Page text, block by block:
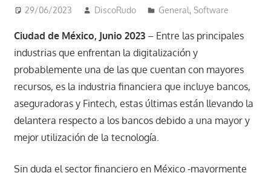
29/06/2023 DiscoRudo General,Software
Ciudad de México, Junio 2023– Entre las principales
industrias que enfrentan la digitalización y
probablemente una de las que cuentan con mayores
recursos, es la industria financiera que incluye bancos,
aseguradoras y Fintech, estas últimas están llevando la
delantera respecto a los bancos debido a una mayor y
mejor utilización de la tecnología.
Sin duda el sector financiero en México -mayormente